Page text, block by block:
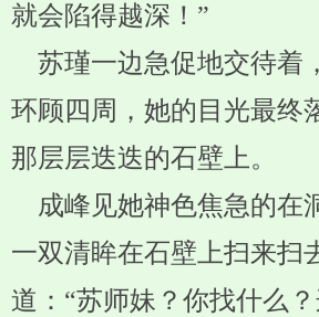
就会陷得越深！”
苏瑾一边急促地交待着
环顾四周，她的目光最终
那层层迭迭的石壁上。
成峰见她神色焦急的在
一双清眸在石壁上扫来扫
道：“苏师妹？你找什么